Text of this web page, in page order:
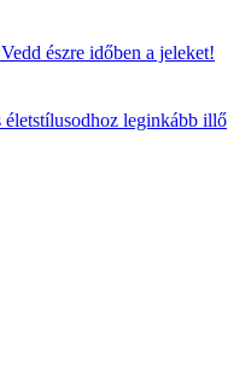
észre időben a jeleket!
életstílusodhoz leginkább illő